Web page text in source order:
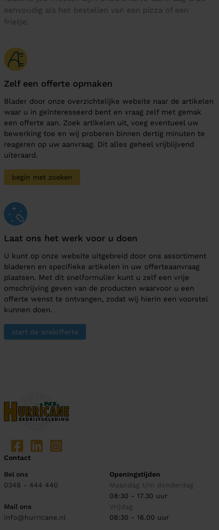
eenvoudig als het bestellen van een pizza of een
frietje.
Zelf een offerte opmaken
Blader door onze overzichtelijke website naar de artikelen
waar u in geïnteresseerd bent en vraag zelf met gemak
een offerte aan. Zoek artikelen uit, voeg eventueel uw
bewerking toe en wij proberen binnen dertig minuten te
reageren op uw aanvraag. Dit alles geheel vrijblijvend
uiteraard.
begin met zoeken
Laat ons het werk voor u doen
U kunt op onze website uitgebreid door ons assortiment
bladeren en specifieke artikelen in uw offerteaanvraag
plaatsen. Met dit snelformulier kunt u zelf een vrije
omschrijving geven van de producten waarvoor u een
offerte wenst te ontvangen, zodat wij hierin een voorstel
kunnen doen.
start de snelofferte
Contact
Bel ons
0348 - 444 440
Mail ons
info@hurricane.nl
Openingstijden
Maandag t/m donderdag
08:30 - 17.30 uur
Vrijdag
08:30 - 16.00 uur